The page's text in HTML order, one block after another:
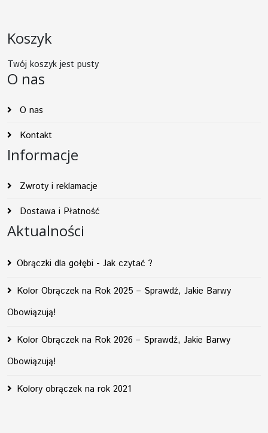
Koszyk
Twój koszyk jest pusty
O nas
O nas
Kontakt
Informacje
Zwroty i reklamacje
Dostawa i Płatność
Aktualności
Obrączki dla gołębi - Jak czytać ?
Kolor Obrączek na Rok 2025 – Sprawdź, Jakie Barwy
Obowiązują!
Kolor Obrączek na Rok 2026 – Sprawdź, Jakie Barwy
Obowiązują!
Kolory obrączek na rok 2021